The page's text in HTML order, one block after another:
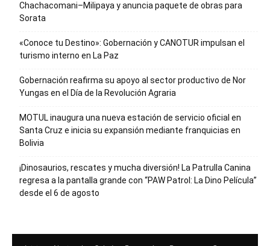
Chachacomani–Milipaya y anuncia paquete de obras para
Sorata
«Conoce tu Destino»: Gobernación y CANOTUR impulsan el
turismo interno en La Paz
Gobernación reafirma su apoyo al sector productivo de Nor
Yungas en el Día de la Revolución Agraria
MOTUL inaugura una nueva estación de servicio oficial en
Santa Cruz e inicia su expansión mediante franquicias en
Bolivia
¡Dinosaurios, rescates y mucha diversión! La Patrulla Canina
regresa a la pantalla grande con “PAW Patrol: La Dino Película”
desde el 6 de agosto